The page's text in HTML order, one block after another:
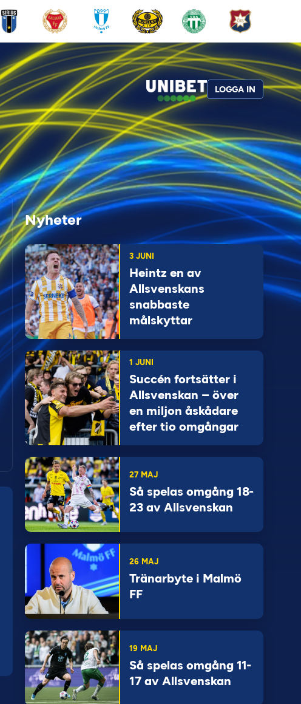
LOGGA IN
Nyheter
3 JUNI
Heintz en av
Allsvenskans
snabbaste
målskyttar
1 JUNI
Succén fortsätter i
Allsvenskan – över
en miljon åskådare
efter tio omgångar
27 MAJ
Så spelas omgång 18-
23 av Allsvenskan
26 MAJ
Tränarbyte i Malmö
FF
19 MAJ
Så spelas omgång 11-
17 av Allsvenskan